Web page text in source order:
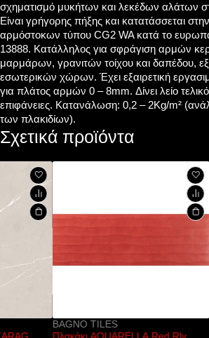
σχηματισμό μυκήτων και λεκέδων αλάτων
Είναι γρήγορης πήξης και κατατάσσεται
αρμόστοκων τύπου CG2 WA κατά το
13888. Κατάλληλος για σφράγιση αρμών
μαρμάρων, γρανιτών τοίχου και δαπέδου,
εσωτερικών χώρων. Έχει εξαιρετική
για πλάτος αρμών 0 – 8mm. Δίνει λείο
επιφάνειες. Κατανάλωση: 0,2 – 2Kg/m²
των πλακιδίων).
Σχετικά προϊόντα
BAGNO TILES
BAGNO